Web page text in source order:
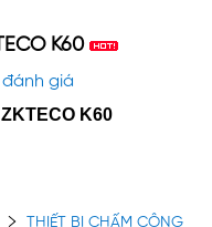
K60
giá
ZKTECO K60
THIẾT BỊ CHẤM CÔNG